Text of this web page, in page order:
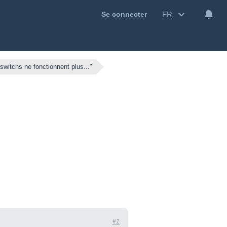
Se connecter FR
ne fonctionnent plus..."
#1